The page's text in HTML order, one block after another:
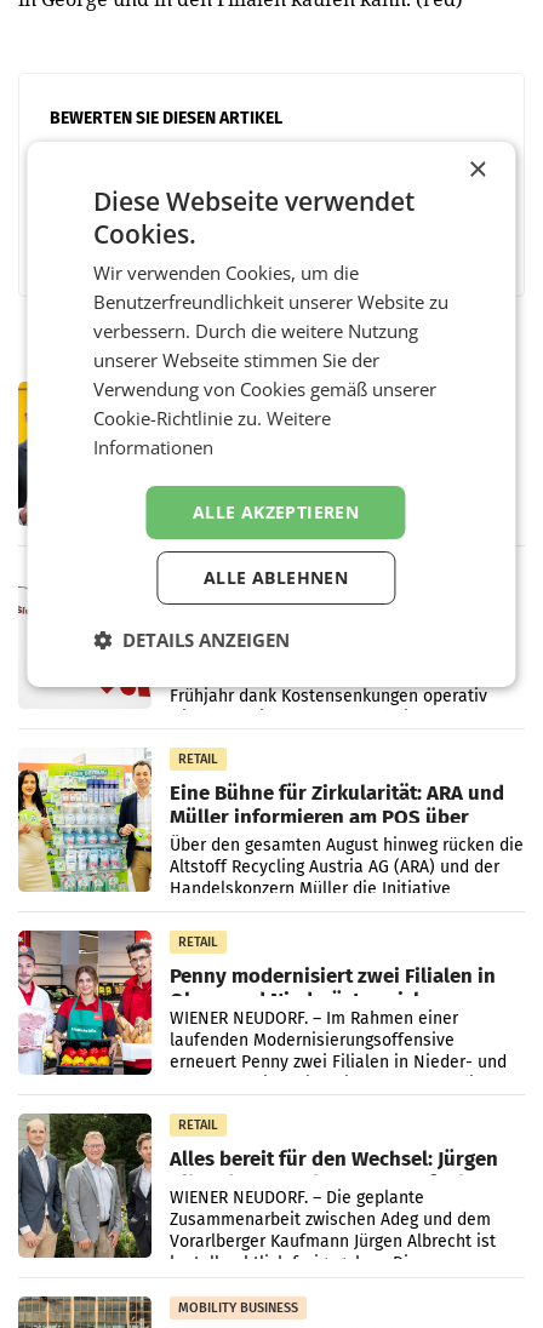
BEWERTEN SIE DIESEN ARTIKEL
FacebookTwitterMessenger
PRIMENEWS
Österreichische Post: Umsatzplus im
ersten Halbjahr trotz schwachem
ersten Halbjahr 2026 einen Konzernumsatz
von 1.544,0 Mio. EUR erwirtschaftet, was
einem Plus von 3,8 Prozent gegenüber dem
MARKETING & MEDIA
ProSiebenSat.1 spart und macht
überraschend viel Gewinn
UNTERFÖHRING/MAILAND/AMSTERDAM. Der
Frühjahr dank Kostensenkungen operativ
RETAIL
Eine Bühne für Zirkularität: ARA und
Müller informieren am POS über
Kreislauffähigkeit
Über den gesamten August hinweg rücken die
Altstoff Recycling Austria AG (ARA) und der
Handelskonzern Müller die Initiative
„Kreislauf-Helden“ in allen österreichischen
Müller-Filialen
RETAIL
Penny modernisiert zwei Filialen in
Ober- und Niederösterreich
WIENER NEUDORF. – Im Rahmen einer
laufenden Modernisierungsoffensive
erneuert Penny zwei Filialen in Nieder- und
RETAIL
Alles bereit für den Wechsel: Jürgen
Albrecht setzt ab 1.1.2027 auf Adeg
WIENER NEUDORF. – Die geplante
Zusammenarbeit zwischen Adeg und dem
Vorarlberger Kaufmann Jürgen Albrecht ist
kartellrechtlich freigegeben: Die
Bundeswettbewerbsbehörde und der
Bundeskartellanwalt
MOBILITY BUSINESS
×
Diese Webseite verwendet
Cookies.
Wir verwenden Cookies, um die
Benutzerfreundlichkeit unserer Website zu
verbessern. Durch die weitere Nutzung
unserer Webseite stimmen Sie der
Verwendung von Cookies gemäß unserer
Cookie-Richtlinie zu.Weitere
Informationen
ALLE AKZEPTIEREN
ALLE ABLEHNEN
DETAILS ANZEIGEN